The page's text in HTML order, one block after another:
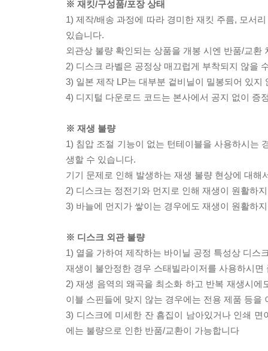
※ 재킷/구성품/포장 상태
1) 제작/배송 과정에 따라 경미한 재킷 주름, 모서
있습니다.
외관상 불량 확인되는 상품을 개봉 시엔 반품/교환
2) 디스크 라벨은 공정상 매끄럽게 부착되지 않을
3) 일본 제작 LP는 대부분 겉비닐이 밀봉되어 있지
4) 디지털 다운로드 코드는 본사에서 공지 없이 증
※ 재생 불량
1) 침압 조절 기능이 없는 턴테이블을 사용하시는
생할 수 있습니다.
기기 문제로 인해 발생하는 재생 불량 현상에 대
2) 디스크는 정전기와 먼지로 인해 재생이 원활하
3) 바늘에 먼지가 쌓이는 경우에도 재생이 원활하
※ 디스크 외관 불량
1) 열을 가하여 제작하는 바이닐 공정 특성상 디스
재생이 불안정한 경우 스태빌라이저를 사용하시
2) 재생 음역의 왜곡을 최소화 하고 반복 재생시
이블 스핀들에 맞지 않는 경우에는 전용 제품 등
3) 디스크에 미세한 잔 흠집이 남아있거나 인쇄
에는 불량으로 인한 반품/교환이 가능합니다